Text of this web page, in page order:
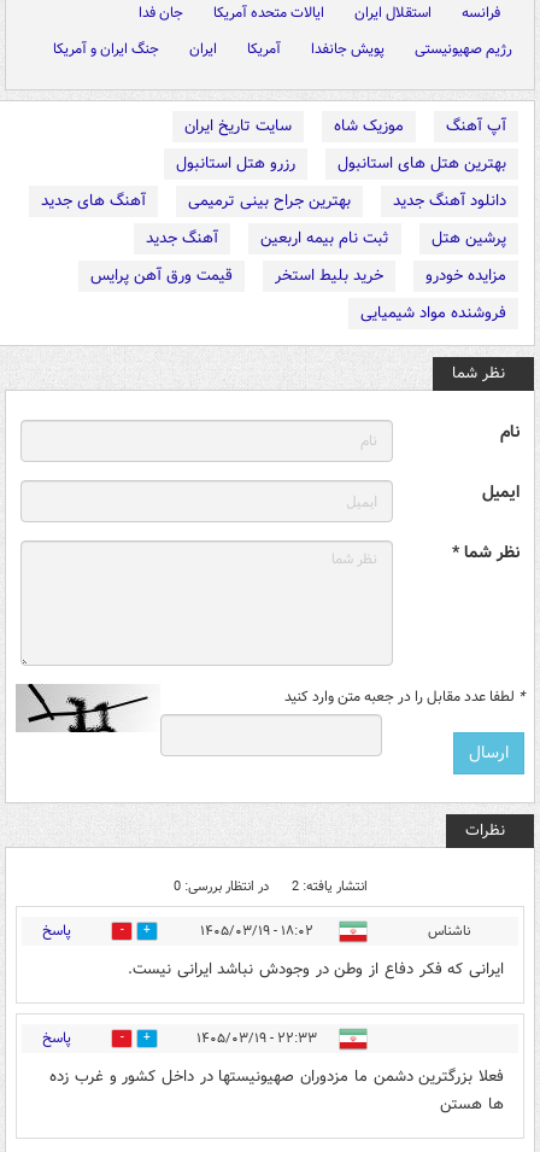
فرانسه استقلال ایران ایالات متحده آمریکا
جان فدا
رژیم صهیونیستی
پویش جانفدا آمریکا ایران جنگ ایران و آمریکا
آپ آهنگ موزیک شاه
سایت تاریخ ایران
بهترین هتل های استانبول
رزرو هتل استانبول
دانلود آهنگ جدید
بهترین جراح بینی ترمیمی
آهنگ های جدید
پرشین هتل
ثبت نام بیمه اربعین
آهنگ جدید
مزایده خودرو
خرید بلیط استخر
قیمت ورق آهن پرایس
فروشنده مواد شیمیایی
نظر شما
نام
ایمیل
نظر شما *
* لطفا عدد مقابل را در جعبه متن وارد کنید
نظرات
انتشار یافته: 2 در انتظار بررسی: 0
ناشناس ۱۸:۰۲ - ۱۴۰۵/۰۳/۱۹ 1 پاسخ
ایرانی که فکر دفاع از وطن در وجودش نباشد ایرانی نیست.
۲۲:۳۳ - ۱۴۰۵/۰۳/۱۹ 0 پاسخ
فعلا بزرگترین دشمن ما مزدوران صهیونیستها در داخل کشور و غرب زده
ها هستن